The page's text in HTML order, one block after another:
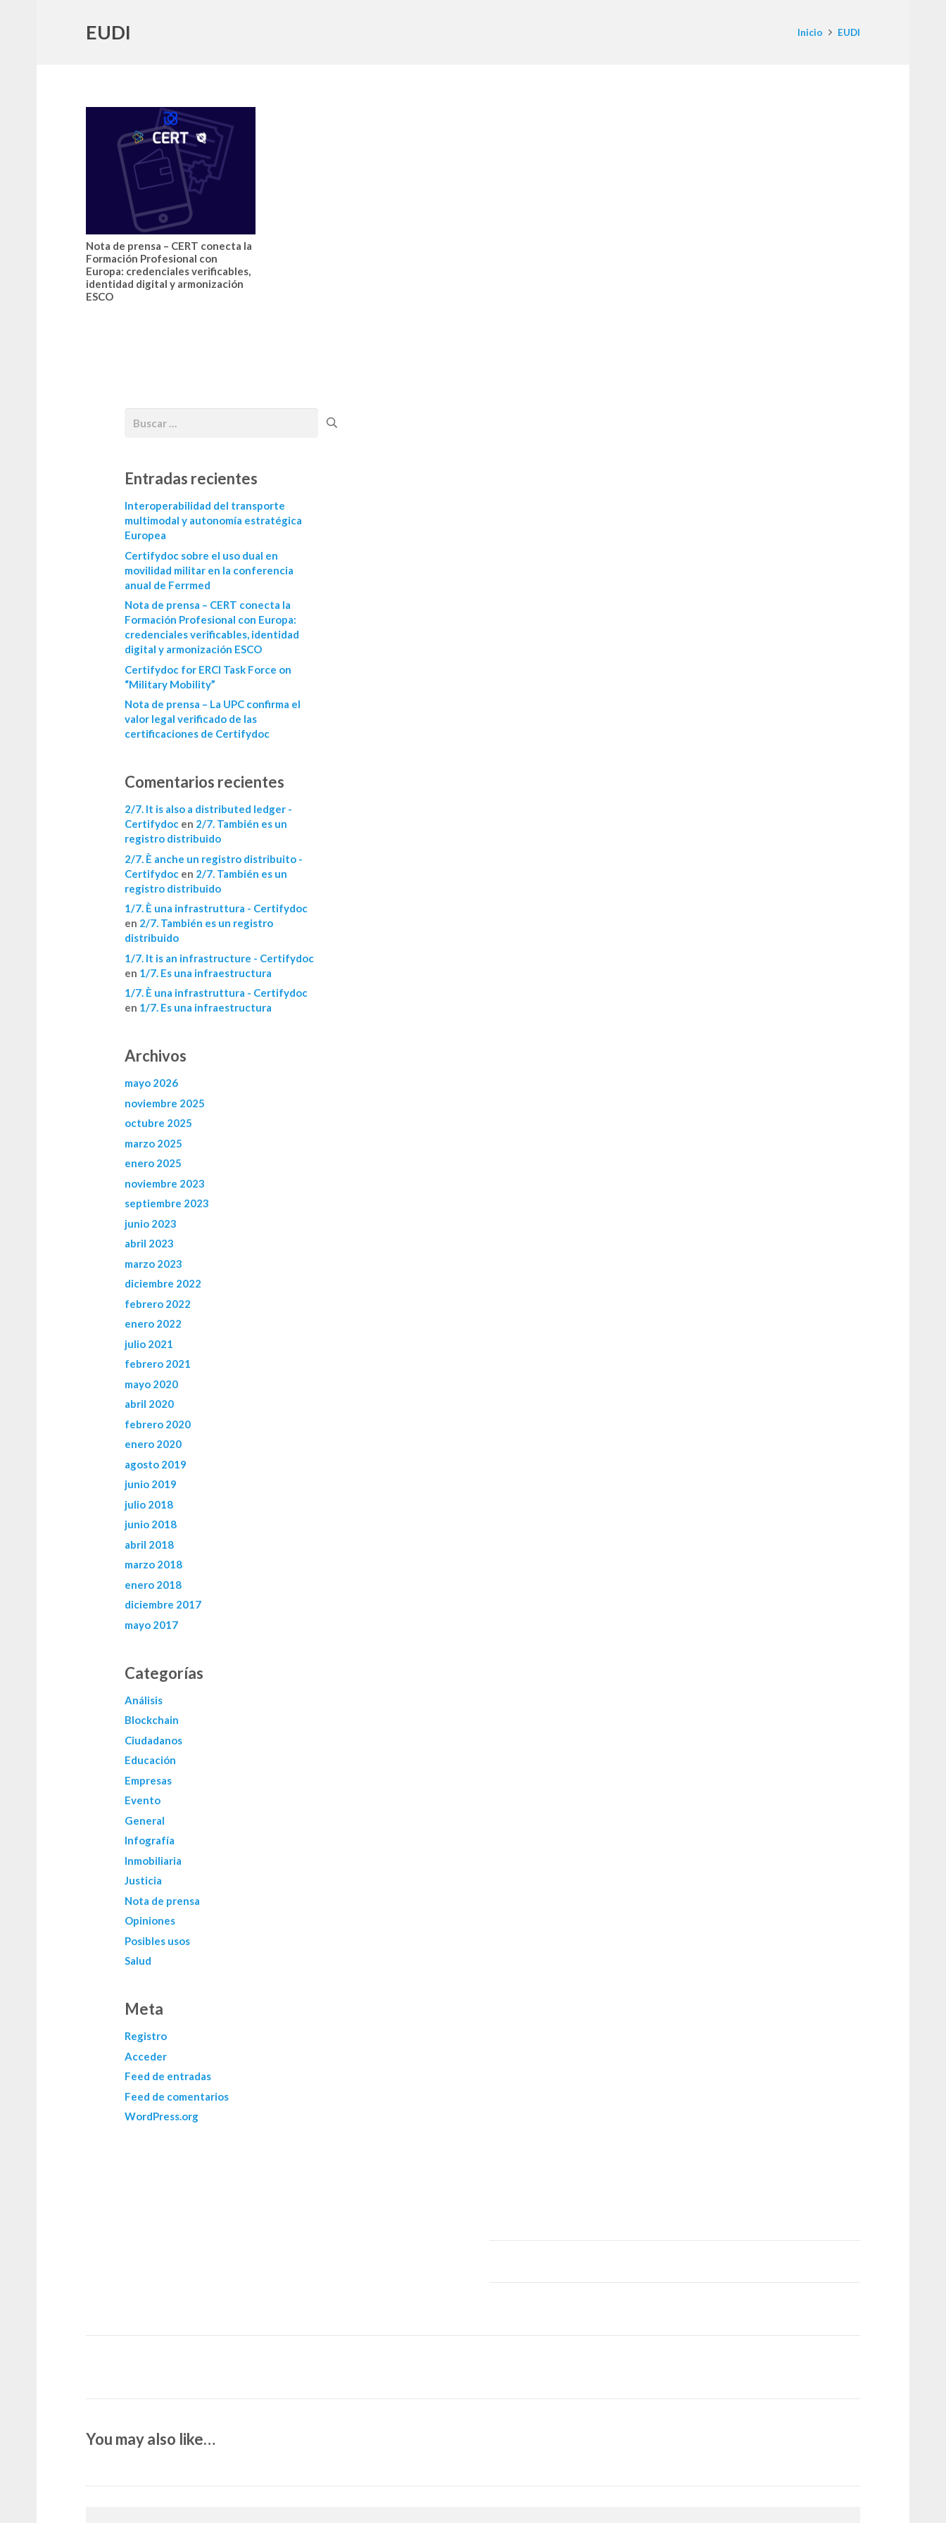
EUDI Inicio EUDI
Nota de prensa – CERT conecta la
Formación Profesional con
Europa: credenciales verificables,
identidad digital y armonización
ESCO
Entradas recientes
Interoperabilidad del transporte
multimodal y autonomía estratégica
Europea
Certifydoc sobre el uso dual en
movilidad militar en la conferencia
anual de Ferrmed
Nota de prensa – CERT conecta la
Formación Profesional con Europa:
credenciales verificables, identidad
digital y armonización ESCO
Certifydoc for ERCI Task Force on
“Military Mobility”
Nota de prensa – La UPC confirma el
valor legal verificado de las
certificaciones de Certifydoc
Comentarios recientes
2/7. It is also a distributed ledger -
Certifydoc en 2/7. También es un
registro distribuido
2/7. È anche un registro distribuito -
Certifydoc en 2/7. También es un
registro distribuido
1/7. È una infrastruttura - Certifydoc
en 2/7. También es un registro
distribuido
1/7. It is an infrastructure - Certifydoc
en 1/7. Es una infraestructura
1/7. È una infrastruttura - Certifydoc
en 1/7. Es una infraestructura
Archivos
mayo 2026
noviembre 2025
octubre 2025
marzo 2025
enero 2025
noviembre 2023
septiembre 2023
junio 2023
abril 2023
marzo 2023
diciembre 2022
febrero 2022
enero 2022
julio 2021
febrero 2021
mayo 2020
abril 2020
febrero 2020
enero 2020
agosto 2019
junio 2019
julio 2018
junio 2018
abril 2018
marzo 2018
enero 2018
diciembre 2017
mayo 2017
Categorías
Análisis
Blockchain
Ciudadanos
Educación
Empresas
Evento
General
Infografía
Inmobiliaria
Justicia
Nota de prensa
Opiniones
Posibles usos
Salud
Meta
Registro
Acceder
Feed de entradas
Feed de comentarios
WordPress.org
You may also like…